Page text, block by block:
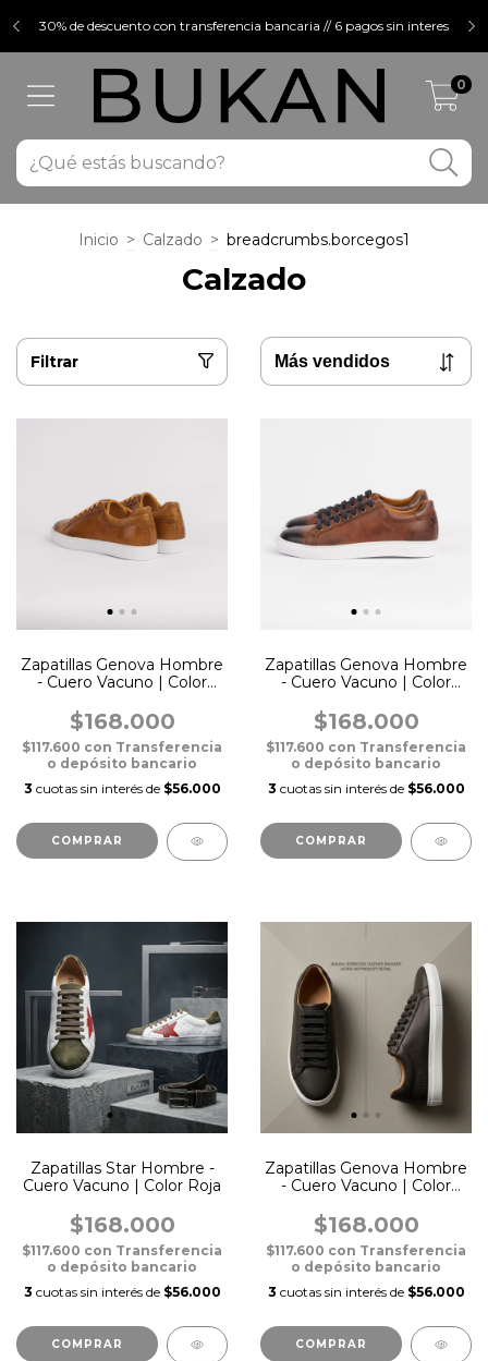
30% de descuento con transferencia bancaria // 6 pagos sin interes
0
Inicio > Calzado > breadcrumbs.borcegos1
Calzado
Filtrar
Zapatillas Genova Hombre
- Cuero Vacuno | Color
$168.000
$117.600 con Transferencia
o depósito bancario
3 cuotas sin interés de $56.000
COMPRAR
Zapatillas Genova Hombre
- Cuero Vacuno | Color
$168.000
$117.600 con Transferencia
o depósito bancario
3 cuotas sin interés de $56.000
COMPRAR
Zapatillas Star Hombre -
Cuero Vacuno | Color Roja
$168.000
$117.600 con Transferencia
o depósito bancario
3 cuotas sin interés de $56.000
COMPRAR
Zapatillas Genova Hombre
- Cuero Vacuno | Color
$168.000
$117.600 con Transferencia
o depósito bancario
3 cuotas sin interés de $56.000
COMPRAR